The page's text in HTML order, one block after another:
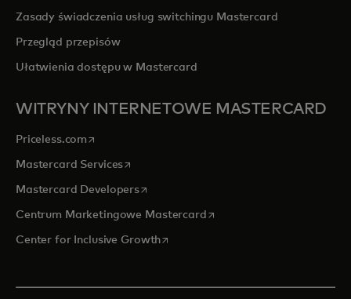
Zasady świadczenia usług switchingu Mastercard
Przegląd przepisów
Ułatwienia dostępu w Mastercard
WITRYNY INTERNETOWE MASTERCARD
Priceless.com opens in a new tab
Mastercard Servicesopens in a new tab
Mastercard Developersopens in a new tab
Centrum Marketingowe Mastercardopens in a new tab
Center for Inclusive Growthopens in a new tab